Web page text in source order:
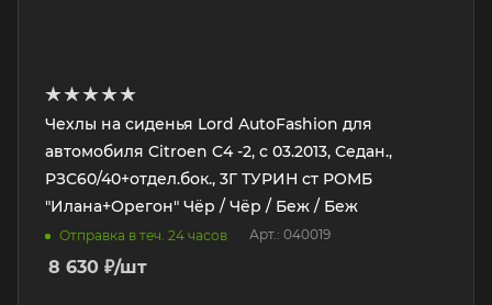
Чехлы на сиденья Lord AutoFashion для
автомобиля Citroen C4 -2, с 03.2013, Седан.,
РЗС60/40+отдел.бок., 3Г ТУРИН ст РОМБ
"Илана+Орегон" Чёр / Чёр / Беж / Беж
Отправка в теч. 24 часов Арт.: 040019
8 630 ₽/шт